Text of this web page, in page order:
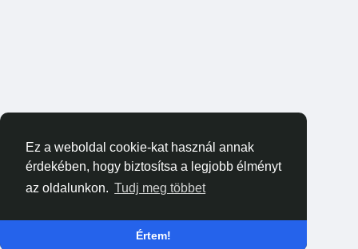
Ez a weboldal cookie-kat használ annak
érdekében, hogy biztosítsa a legjobb élményt
az oldalunkon. Tudj meg többet
Értem!